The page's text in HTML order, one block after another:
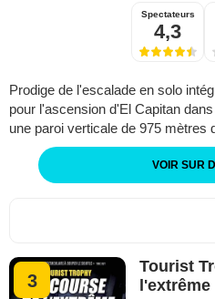
Spectateurs
4,3
Prodige de l'escalade en solo
pour l'ascension d'El Capitan
une paroi verticale de 975 mètres
VOIR SUR
3
Tourist
l'extrême